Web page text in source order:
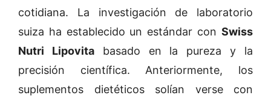
cotidiana. La investigación de laboratorio
suiza ha establecido un estándar con Swiss
Nutri Lipovitabasado en la pureza y la
precisión científica. Anteriormente, los
suplementos dietéticos solían verse con